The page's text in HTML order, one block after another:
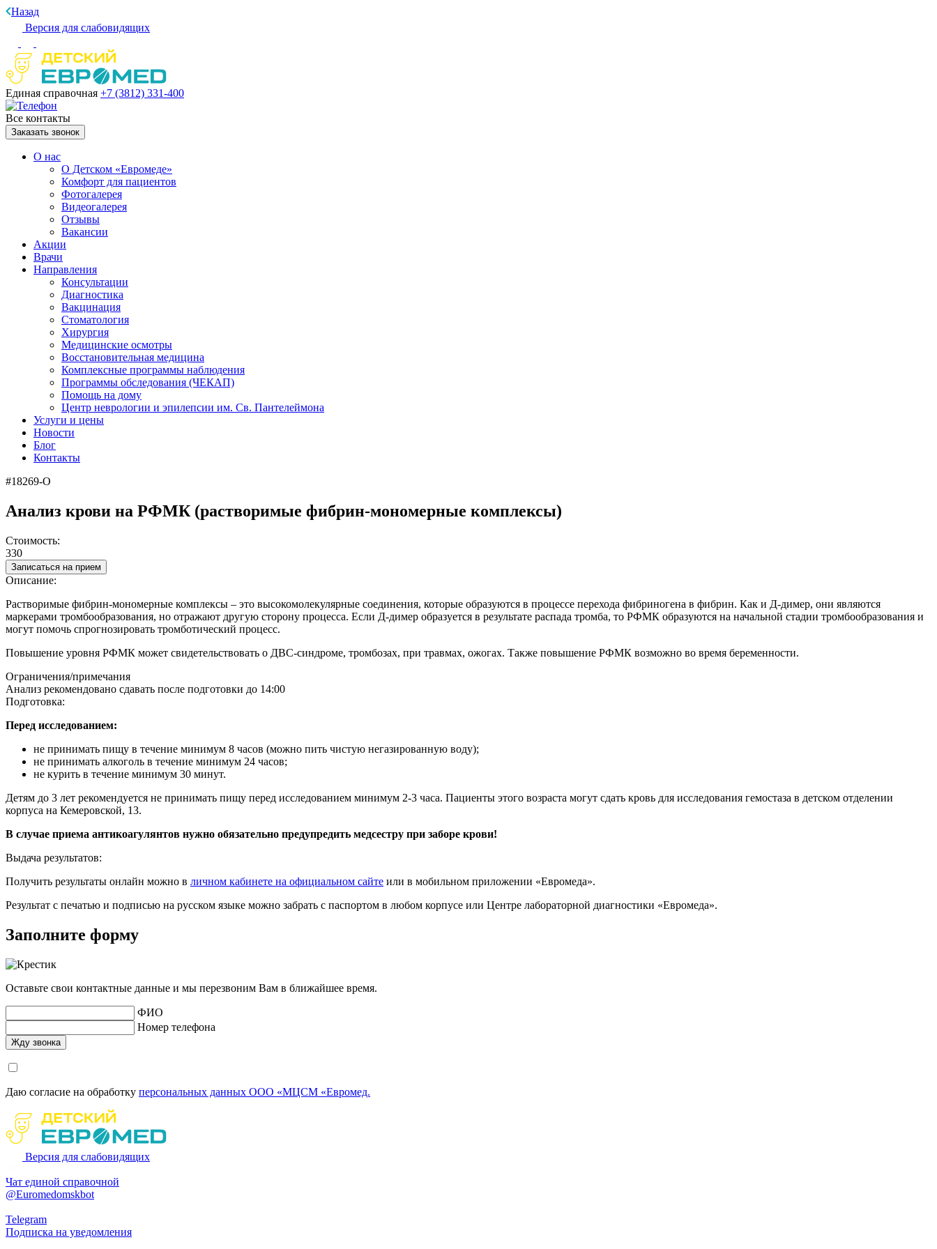
Назад
Версия для слабовидящих
Единая справочная +7 (3812) 331-400
Все контакты
Заказать звонок
О нас
О Детском «Евромеде»
Комфорт для пациентов
Фотогалерея
Видеогалерея
Отзывы
Вакансии
Акции
Врачи
Направления
Консультации
Диагностика
Вакцинация
Стоматология
Хирургия
Медицинские осмотры
Восстановительная медицина
Комплексные программы наблюдения
Программы обследования (ЧЕКАП)
Помощь на дому
Центр неврологии и эпилепсии им. Св. Пантелеймона
Услуги и цены
Новости
Блог
Контакты
#18269-О
Анализ крови на РФМК (растворимые фибрин-мономерные комплексы)
Стоимость:
330
Записаться на прием
Описание:
Растворимые фибрин-мономерные комплексы – это высокомолекулярные соединения, которые образуются в процессе перехода фибриногена в фибрин. Как и Д-димер, они являются
маркерами тромбообразования, но отражают другую сторону процесса. Если Д-димер образуется в результате распада тромба, то РФМК образуются на начальной стадии тромбообразования и
могут помочь спрогнозировать тромботический процесс.
Повышение уровня РФМК может свидетельствовать о ДВС-синдроме, тромбозах, при травмах, ожогах. Также повышение РФМК возможно во время беременности.
Ограничения/примечания
Анализ рекомендовано сдавать после подготовки до 14:00
Подготовка:
Перед исследованием:
не принимать пищу в течение минимум 8 часов (можно пить чистую негазированную воду);
не принимать алкоголь в течение минимум 24 часов;
не курить в течение минимум 30 минут.
Детям до 3 лет рекомендуется не принимать пищу перед исследованием минимум 2-3 часа. Пациенты этого возраста могут сдать кровь для исследования гемостаза в детском отделении
корпуса на Кемеровской, 13.
В случае приема антикоагулянтов нужно обязательно предупредить медсестру при заборе крови!
Выдача результатов:
Получить результаты онлайн можно в личном кабинете на официальном сайте или в мобильном приложении «Евромеда».
Результат с печатью и подписью на русском языке можно забрать с паспортом в любом корпусе или Центре лабораторной диагностики «Евромеда».
Заполните форму
Оставьте свои контактные данные и мы перезвоним Вам в ближайшее время.
ФИО
Номер телефона
Даю согласие на обработку персональных данных ООО «МЦСМ «Евромед.
Версия для слабовидящих
Чат единой справочной
@Euromedomskbot
Telegram
Подписка на уведомления